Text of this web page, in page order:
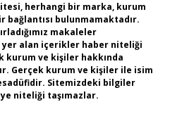
herhangi bir marka, kurum
bağlantısı bulunmamaktadır.
makaleler
yer alan içerikler haber niteliği
kurum ve kişiler hakkında
Gerçek kurum ve kişiler ile isim
Sitemizdeki bilgiler
niteliği taşımazlar.